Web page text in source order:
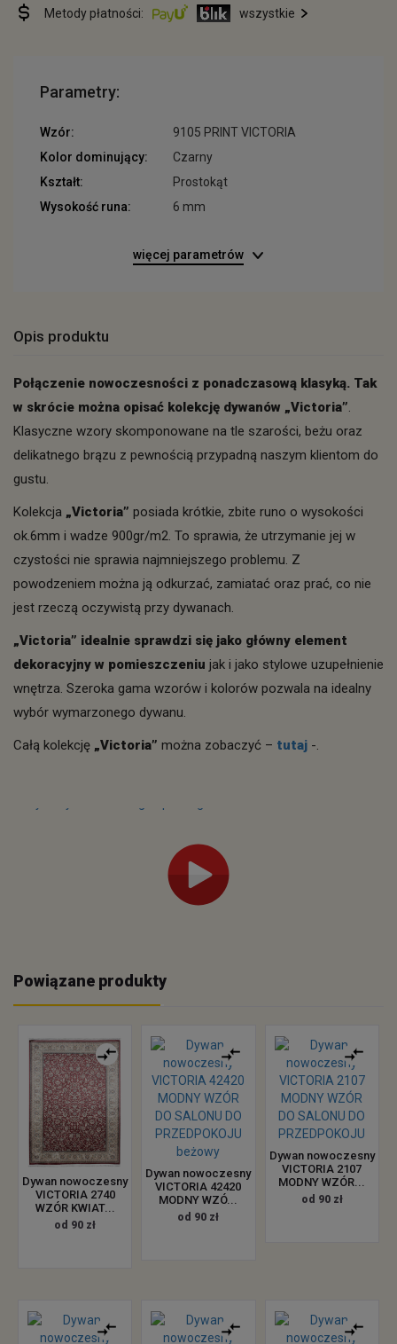
Metody płatności: wszystkie
Parametry:
Wzór:
9105 PRINT VICTORIA
Kolor dominujący:
Czarny
Kształt:
Prostokąt
Wysokość runa:
6 mm
więcej parametrów
Opis produktu
Połączenie nowoczesności z ponadczasową klasyką. Tak
w skrócie można opisać kolekcję dywanów „Victoria”.
Klasyczne wzory skomponowane na tle szarości, beżu oraz
delikatnego brązu z pewnością przypadną naszym klientom do
gustu.
Kolekcja „Victoria” posiada krótkie, zbite runo o wysokości
ok.6mm i wadze 900gr/m2. To sprawia, że utrzymanie jej w
czystości nie sprawia najmniejszego problemu. Z
powodzeniem można ją odkurzać, zamiatać oraz prać, co nie
jest rzeczą oczywistą przy dywanach.
„Victoria” idealnie sprawdzi się jako główny element
dekoracyjny w pomieszczeniu jak i jako stylowe uzupełnienie
wnętrza. Szeroka gama wzorów i kolorów pozwala na idealny
wybór wymarzonego dywanu.
Całą kolekcję „Victoria” można zobaczyć – tutaj -.
Powiązane produkty
Dywan nowoczesny
VICTORIA 2740
WZÓR KWIAT...
od 90 zł
Dywan nowoczesny
VICTORIA 42420
MODNY WZÓ...
od 90 zł
Dywan nowoczesny
VICTORIA 2107
MODNY WZÓR...
od 90 zł